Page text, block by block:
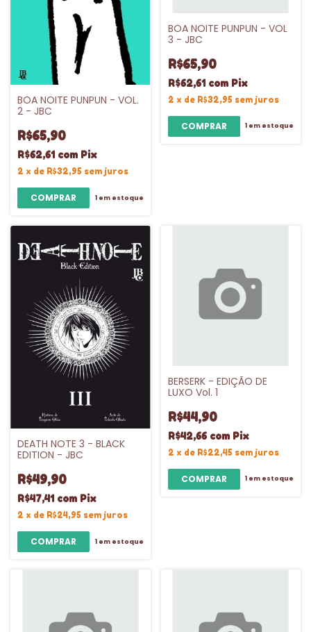
BOA NOITE PUNPUN - VOL.
2 - JBC
R$65,90
R$62,61 com Pix
2 x de R$32,95 sem juros
1em estoque
BOA NOITE PUNPUN - VOL
3 - JBC
R$65,90
R$62,61 com Pix
2 x de R$32,95 sem juros
1 em estoque
DEATH NOTE 3 - BLACK
EDITION - JBC
R$49,90
R$47,41 com Pix
2 x de R$24,95 sem juros
1em estoque
BERSERK - EDIÇÃO DE
LUXO Vol. 1
R$44,90
R$42,66 com Pix
2 x de R$22,45 sem juros
1 em estoque